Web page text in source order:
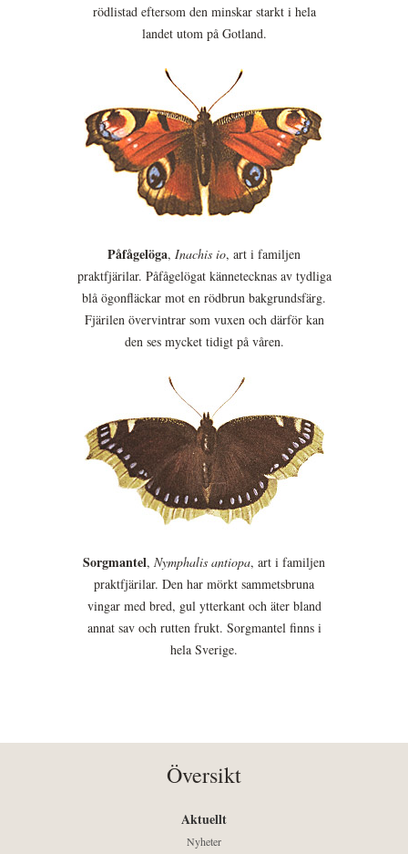
rödlistad eftersom den minskar starkt i hela
landet utom på Gotland.
Påfågelöga, Inachis io, art i familjen
praktfjärilar. Påfågelögat kännetecknas av tydliga
blå ögonfläckar mot en rödbrun bakgrundsfärg.
Fjärilen övervintrar som vuxen och därför kan
den ses mycket tidigt på våren.
Sorgmantel, Nymphalis antiopa, art i familjen
praktfjärilar. Den har mörkt sammetsbruna
vingar med bred, gul ytterkant och äter bland
annat sav och rutten frukt. Sorgmantel finns i
hela Sverige.
Översikt
Aktuellt
Nyheter